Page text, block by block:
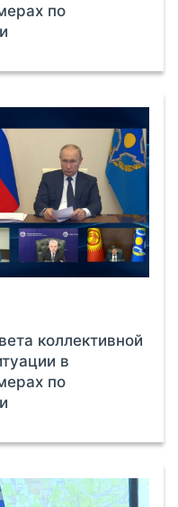
по
коллективной
в
по